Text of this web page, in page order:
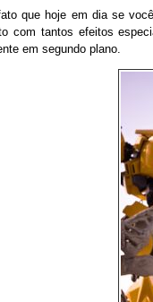
que hoje em dia se
com tantos efeitos
em segundo plano.